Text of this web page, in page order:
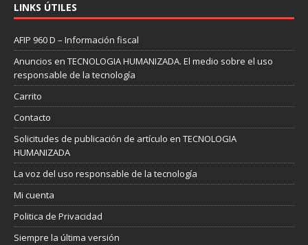
LINKS ÚTILES
AFIP 960 D – Información fiscal
Anuncios en TECNOLOGIA HUMANIZADA. El medio sobre el uso
responsable de la tecnología
Carrito
Contacto
Solicitudes de publicación de artículo en TECNOLOGIA
HUMANIZADA
La voz del uso responsable de la tecnología
Mi cuenta
Politica de Privacidad
Siempre la última versión